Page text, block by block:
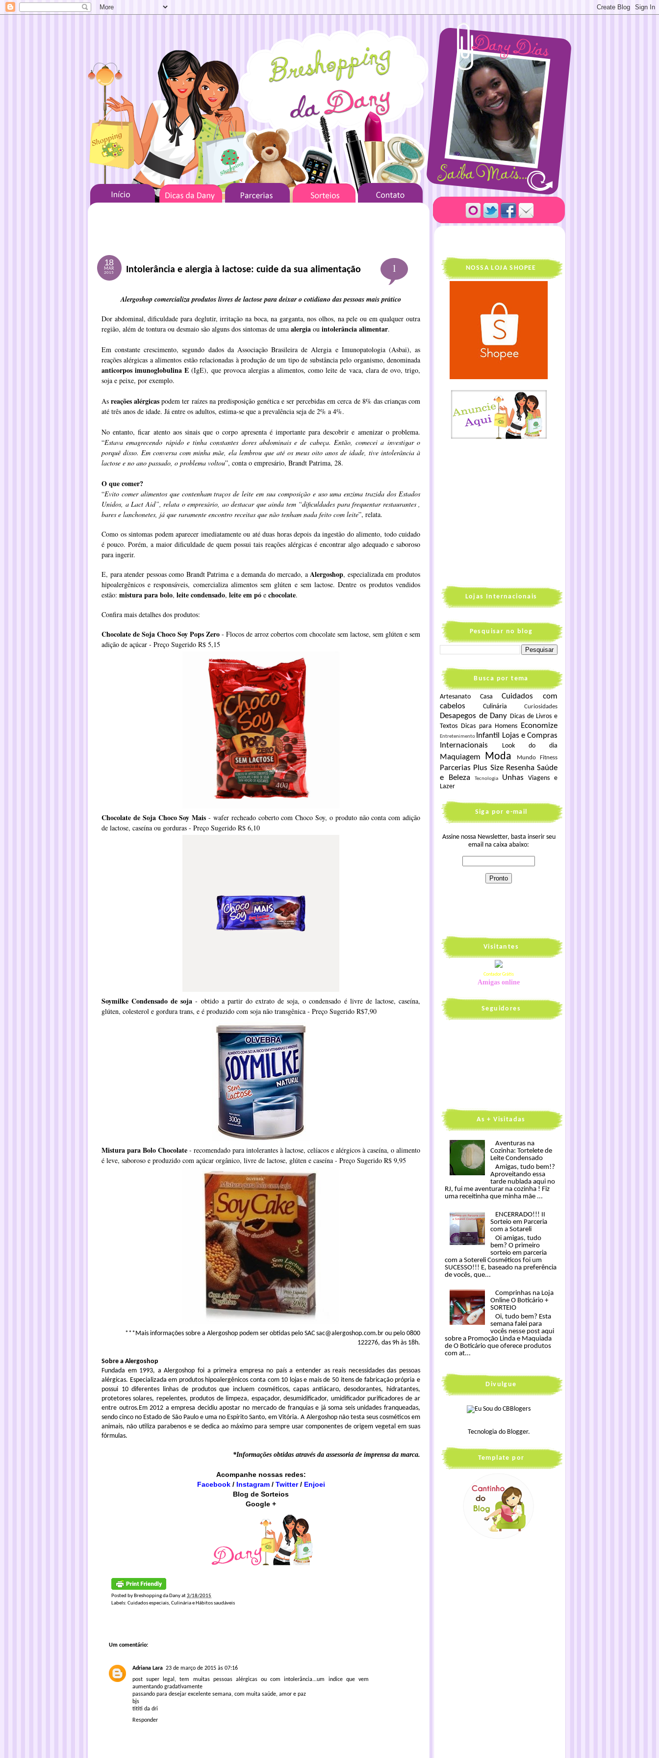
18
MAR
2015 1
Intolerância e alergia à lactose: cuide da sua alimentação
Alergoshop comercializa produtos livres de lactose para deixar o cotidiano das pessoas mais prático
Dor abdominal, dificuldade para deglutir, irritação na boca, na garganta, nos olhos, na pele ou em qualquer outra
região, além de tontura ou desmaio são alguns dos sintomas de uma alergia ou intolerância alimentar.
Em constante crescimento, segundo dados da Associação Brasileira de Alergia e Imunopatologia (Asbai), as
reações alérgicas a alimentos estão relacionadas à produção de um tipo de substância pelo organismo, denominada
anticorpos imunoglobulina E (IgE), que provoca alergias a alimentos, como leite de vaca, clara de ovo, trigo,
soja e peixe, por exemplo.
Asreações alérgicas podem ter raízes na predisposição genética e ser percebidas em cerca de 8% das crianças com
até três anos de idade. Já entre os adultos, estima-se que a prevalência seja de 2% a 4%.
No entanto, ficar atento aos sinais que o corpo apresenta é importante para descobrir e amenizar o problema.
“Estava emagrecendo rápido e tinha constantes dores abdominais e de cabeça. Então, comecei a investigar o
porquê disso. Em conversa com minha mãe, ela lembrou que até os meus oito anos de idade, tive intolerância à
lactose e no ano passado, o problema voltou”, conta o empresário, Brandt Patrima, 28.
O que comer?
“Evito comer alimentos que contenham traços de leite em sua composição e uso uma enzima trazida dos Estados
Unidos, a Lact Aid”, relata o empresário, ao destacar que ainda tem “dificuldades para frequentar restaurantes ,
bares e lanchonetes, já que raramente encontro receitas que não tenham nada feito com leite”, relata.
Como os sintomas podem aparecer imediatamente ou até duas horas depois da ingestão do alimento, todo cuidado
é pouco. Porém, a maior dificuldade de quem possui tais reações alérgicas é encontrar algo adequado e saboroso
para ingerir.
E, para atender pessoas como Brandt Patrima e a demanda do mercado, aAlergoshop, especializada em produtos
hipoalergênicos e responsáveis, comercializa alimentos sem glúten e sem lactose. Dentre os produtos vendidos
estão: mistura para bolo, leite condensado, leite em pó e chocolate.
Confira mais detalhes dos produtos:
Chocolate de Soja Choco Soy Pops Zero - Flocos de arroz cobertos com chocolate sem lactose, sem glúten e sem
adição de açúcar - Preço Sugerido R$ 5,15
Chocolate de Soja Choco Soy Mais - wafer recheado coberto com Choco Soy, o produto não conta com adição
de lactose, caseína ou gorduras - Preço Sugerido R$ 6,10
Soymilke Condensado de soja - obtido a partir do extrato de soja, o condensado é livre de lactose, caseína,
glúten, colesterol e gordura trans, e é produzido com soja não transgênica - Preço Sugerido R$7,90
Mistura para Bolo Chocolate - recomendado para intolerantes à lactose, celíacos e alérgicos à caseína, o alimento
é leve, saboroso e produzido com açúcar orgânico, livre de lactose, glúten e caseína - Preço Sugerido R$ 9,95
***Mais informações sobre a Alergoshop podem ser obtidas pelo SAC sac@alergoshop.com.br ou pelo 0800
122276, das 9h às 18h.
Sobre a Alergoshop
Fundada em 1993, a Alergoshop foi a primeira empresa no país a entender as reais necessidades das pessoas
alérgicas. Especializada em produtos hipoalergênicos conta com 10 lojas e mais de 50 itens de fabricação própria e
possui 10 diferentes linhas de produtos que incluem cosméticos, capas antiácaro, desodorantes, hidratantes,
protetores solares, repelentes, produtos de limpeza, espaçador, desumidificador, umidificador purificadores de ar
entre outros.Em 2012 a empresa decidiu apostar no mercado de franquias e já soma seis unidades franqueadas,
sendo cinco no Estado de São Paulo e uma no Espírito Santo, em Vitória. A Alergoshop não testa seus cosméticos em
animais, não utiliza parabenos e se dedica ao máximo para sempre usar componentes de origem vegetal em suas
fórmulas.
*Informações obtidas através da assessoria de imprensa da marca.
Acompanhe nossas redes:
Facebook/ Instagram/ Twitter / Enjoei
Blog de Sorteios
Google +
Posted by Breshopping da Danyat3/18/2015
Labels: Cuidados especiais, Culinária e Hábitos saudáveis
Um comentário:
Adriana Lara 23 de março de 2015 às 07:16
post super legal, tem muitas pessoas alérgicas ou com intolerância...um indice que vem
aumentando gradativamente
passando para desejar excelente semana, com muita saúde, amor e paz
bjs
tititi da dri
Responder
NOSSA LOJA SHOPEE
Lojas Internacionais
Pesquisar no blog
Busca por tema
Artesanato Casa
Cuidados com
cabelos
Culinária Curiosidades
Desapegos de Dany Dicas de Livros e
Textos Dicas para Homens Economize
Entretenimento Infantil
Lojas e Compras
Internacionais
Look do dia
Maquiagem Moda Mundo Fitness
Parcerias Plus Size Resenha Saúde
e Beleza
Tecnologia Unhas
Viagens e
Lazer
Siga por e-mail
Assine nossa Newsletter, basta inserir seu
email na caixa abaixo:
Visitantes
Contador Grátis
Amigas online
Seguidores
As + Visitadas
Aventuras na
Cozinha: Tortelete de
Leite Condensado
Amigas, tudo bem!?
Aproveitando essa
tarde nublada aqui no
RJ, fui me aventurar na cozinha ! Fiz
uma receitinha que minha mãe ...
ENCERRADO!!! II
Sorteio em Parceria
com a Sotareli
Oi amigas, tudo
bem? O primeiro
sorteio em parceria
com a Sotereli Cosméticos foi um
SUCESSO!!! E, baseado na preferência
de vocês, que...
Comprinhas na Loja
Online O Boticário +
SORTEIO
Oi, tudo bem? Esta
semana falei para
vocês nesse post aqui
sobre a Promoção Linda e Maquiada
de O Boticário que oferece produtos
com at...
Divulgue
Tecnologia do Blogger.
Template por